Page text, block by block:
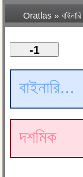
Oratlas »
-1